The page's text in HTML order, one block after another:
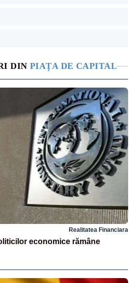
DIN PIAȚA DE CAPITAL
Realitatea Financiara
economice rămâne